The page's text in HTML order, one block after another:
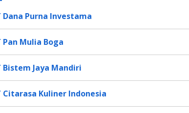
Dana Purna Investama
Pan Mulia Boga
Bistem Jaya Mandiri
Citarasa Kuliner Indonesia